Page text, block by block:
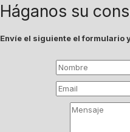
Háganos su
Envíe el siguiente el formulario